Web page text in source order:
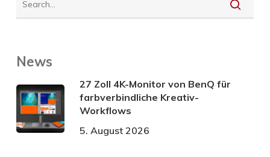
News
27 Zoll 4K-Monitor von BenQ für
farbverbindliche Kreativ-
Workflows
5. August 2026